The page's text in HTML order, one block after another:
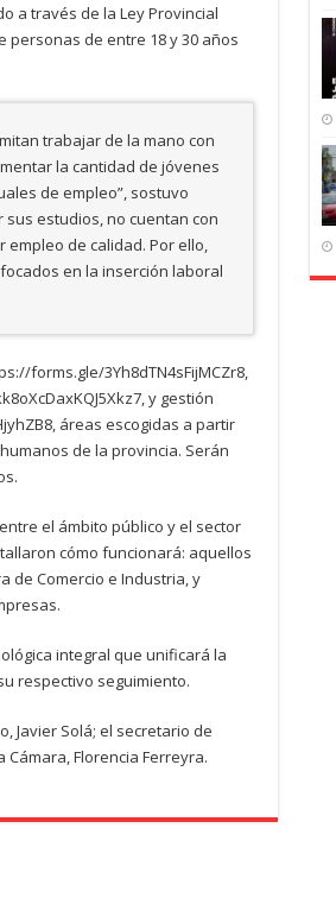
a través de la Ley Provincial
personas de entre 18 y 30 años
trabajar de la mano con
la cantidad de jóvenes
de empleo”, sostuvo
sus estudios, no cuentan con
de calidad. Por ello,
en la inserción laboral
forms.gle/3Yh8dTN4sFijMCZr8,
y gestión
áreas escogidas a partir
de la provincia. Serán
el ámbito público y el sector
cómo funcionará: aquellos
de Comercio e Industria, y
integral que unificará la
respectivo seguimiento.
Javier Solá; el secretario de
Cámara, Florencia Ferreyra.